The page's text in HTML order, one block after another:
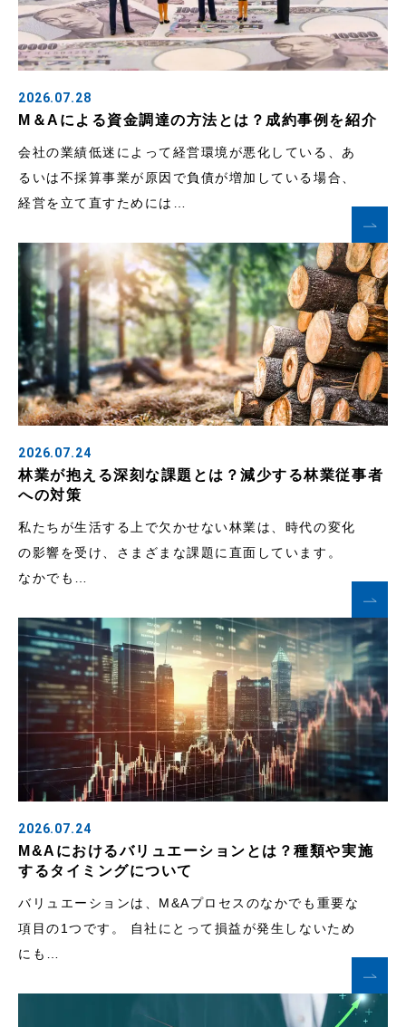
2026.07.28
M＆Aによる資金調達の方法とは？成約事例を紹介
会社の業績低迷によって経営環境が悪化している、あ
るいは不採算事業が原因で負債が増加している場合、
経営を立て直すためには…
2026.07.24
林業が抱える深刻な課題とは？減少する林業従事者
への対策
私たちが生活する上で欠かせない林業は、時代の変化
の影響を受け、さまざまな課題に直面しています。
なかでも…
2026.07.24
M&Aにおけるバリュエーションとは？種類や実施
するタイミングについて
バリュエーションは、M&Aプロセスのなかでも重要な
項目の1つです。 自社にとって損益が発生しないため
にも…